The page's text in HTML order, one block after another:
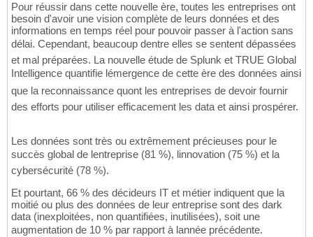
Pour réussir dans cette nouvelle ère, toutes les entreprises ont
besoin d'avoir une vision complète de leurs données et des
informations en temps réel pour pouvoir passer à l'action sans
délai. Cependant, beaucoup dentre elles se sentent dépassées
et mal préparées. La nouvelle étude de Splunk et TRUE Global
Intelligence quantifie lémergence de cette ère des données ainsi
que la reconnaissance quont les entreprises de devoir fournir
des efforts pour utiliser efficacement les data et ainsi prospérer.
Les données sont très ou extrêmement précieuses pour le
succès global de lentreprise (81 %), linnovation (75 %) et la
cybersécurité (78 %).
Et pourtant, 66 % des décideurs IT et métier indiquent que la
moitié ou plus des données de leur entreprise sont des dark
data (inexploitées, non quantifiées, inutilisées), soit une
augmentation de 10 % par rapport à lannée précédente.